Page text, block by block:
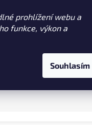
prohlížení webu a
funkce, výkon a
Souhlasím
a bleskovou výměnu
feederu i jiných
Balení obsahuje 10 kusů.
Nosnost 4 kg (101003554)